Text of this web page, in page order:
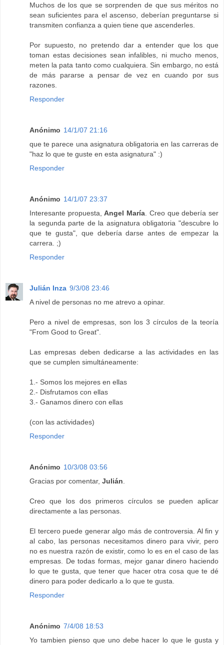
Muchos de los que se sorprenden de que sus méritos no
sean suficientes para el ascenso, deberían preguntarse si
transmiten confianza a quien tiene que ascenderles.
Por supuesto, no pretendo dar a entender que los que
toman estas decisiones sean infalibles, ni mucho menos,
meten la pata tanto como cualquiera. Sin embargo, no está
de más pararse a pensar de vez en cuando por sus
razones.
Responder
Anónimo 14/1/07 21:16
que te parece una asignatura obligatoria en las carreras de
"haz lo que te guste en esta asignatura" :)
Responder
Anónimo 14/1/07 23:37
Interesante propuesta,Angel María . Creo que debería ser
la segunda parte de la asignatura obligatoria "descubre lo
que te gusta", que debería darse antes de empezar la
carrera. ;)
Responder
Julián Inza 9/3/08 23:46
A nivel de personas no me atrevo a opinar.
Pero a nivel de empresas, son los 3 círculos de la teoría
"From Good to Great".
Las empresas deben dedicarse a las actividades en las
que se cumplen simultáneamente:
1.- Somos los mejores en ellas
2.- Disfrutamos con ellas
3.- Ganamos dinero con ellas
(con las actividades)
Responder
Anónimo 10/3/08 03:56
Gracias por comentar, Julián
Creo que los dos primeros círculos se pueden aplicar
directamente a las personas.
El tercero puede generar algo más de controversia. Al fin y
al cabo, las personas necesitamos dinero para vivir, pero
no es nuestra razón de existir, como lo es en el caso de las
empresas. De todas formas, mejor ganar dinero haciendo
lo que te gusta, que tener que hacer otra cosa que te dé
dinero para poder dedicarlo a lo que te gusta.
Responder
Anónimo 7/4/08 18:53
Yo tambien pienso que uno debe hacer lo que le gusta y